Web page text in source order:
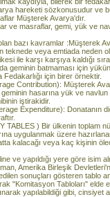
hareketi sözkonusudur ve
Müşterek Avarya'dır.
ve masraflar, gemi, yük ve
bazı kavramlar :Müşterek
veya emtiada neden
ile karşı karşıya kaldığı
geminin batmaması için
için birer örnektir.
Contribution): Müşterek
hasarına yük ve
iştirakidir.
Expenditure): Donatanın
TABLES ) Bir ülkenin toplam
uygulanmak üzere
kalacağı veya kaç kişinin
ve yapıldığı yere göre isim
Amerika Birleşik
sonuçları gösteren tablo
"Komitasyon Tabloları" elde
yapılabildiği gibi, cinsiyet